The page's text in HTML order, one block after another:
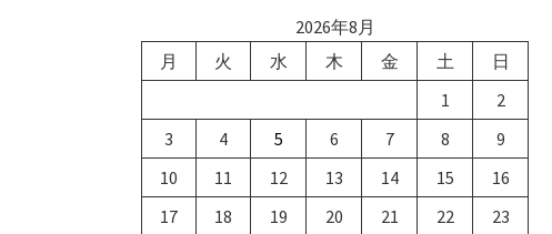
ビ
ゲ
ー
シ
ョ
2026年8月
月
火 水 木 金 土
日
1
2
3
4 5 6 7 8
9
10
11 12 13 14 15
16
17
18 19 20 21 22
23